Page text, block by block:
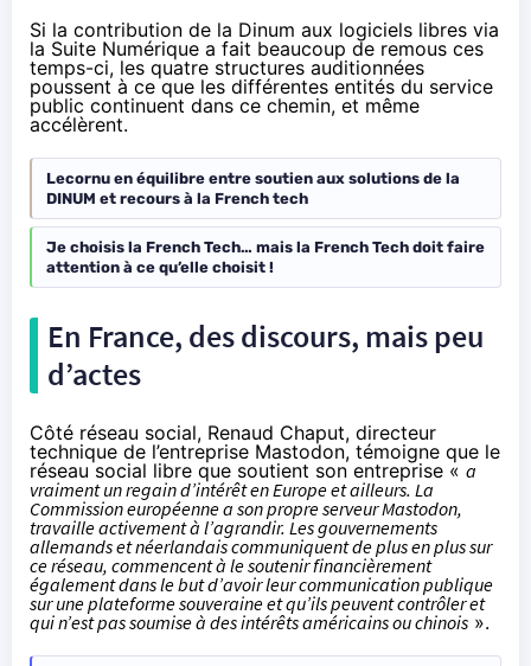
Si la contribution de la Dinum aux logiciels libres via
la Suite Numérique a fait beaucoup de remous ces
temps-ci, les quatre structures auditionnées
poussent à ce que les différentes entités du service
public continuent dans ce chemin, et même
accélèrent.
Lecornu en équilibre entre soutien aux solutions de la
DINUM et recours à la French tech
Je choisis la French Tech… mais la French Tech doit faire
attention à ce qu’elle choisit !
En France, des discours, mais peu
d’actes
Côté réseau social, Renaud Chaput, directeur
technique de l’entreprise Mastodon, témoigne que le
réseau social libre que soutient son entreprise « a
vraiment un regain d’intérêt en Europe et ailleurs. La
Commission européenne a son propre serveur Mastodon,
travaille activement à l’agrandir. Les gouvernements
allemands et néerlandais communiquent de plus en plus sur
ce réseau, commencent à le soutenir financièrement
également dans le but d’avoir leur communication publique
sur une plateforme souveraine et qu’ils peuvent contrôler et
qui n’est pas soumise à des intérêts américains ou chinois ».